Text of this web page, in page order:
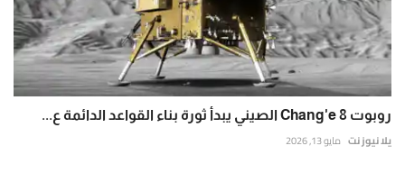
روبوت Chang'e 8 الصيني يبدأ ثورة بناء القواعد الدائمة ع...
يلا نيوز نت مايو 13, 2026